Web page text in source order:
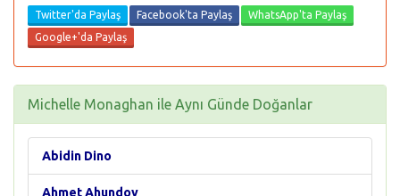
Twitter'da Paylaş Facebook'ta Paylaş
WhatsApp'ta Paylaş
Google+'da Paylaş
Michelle Monaghan ile Aynı Günde Doğanlar
Abidin Dino
Ahmet Ahundov